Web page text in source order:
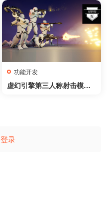
功能开发
虚幻引擎第三人称射击模板
登录